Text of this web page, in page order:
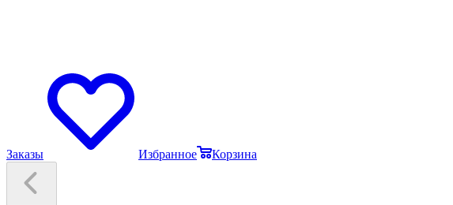
Заказы Избранное Корзина